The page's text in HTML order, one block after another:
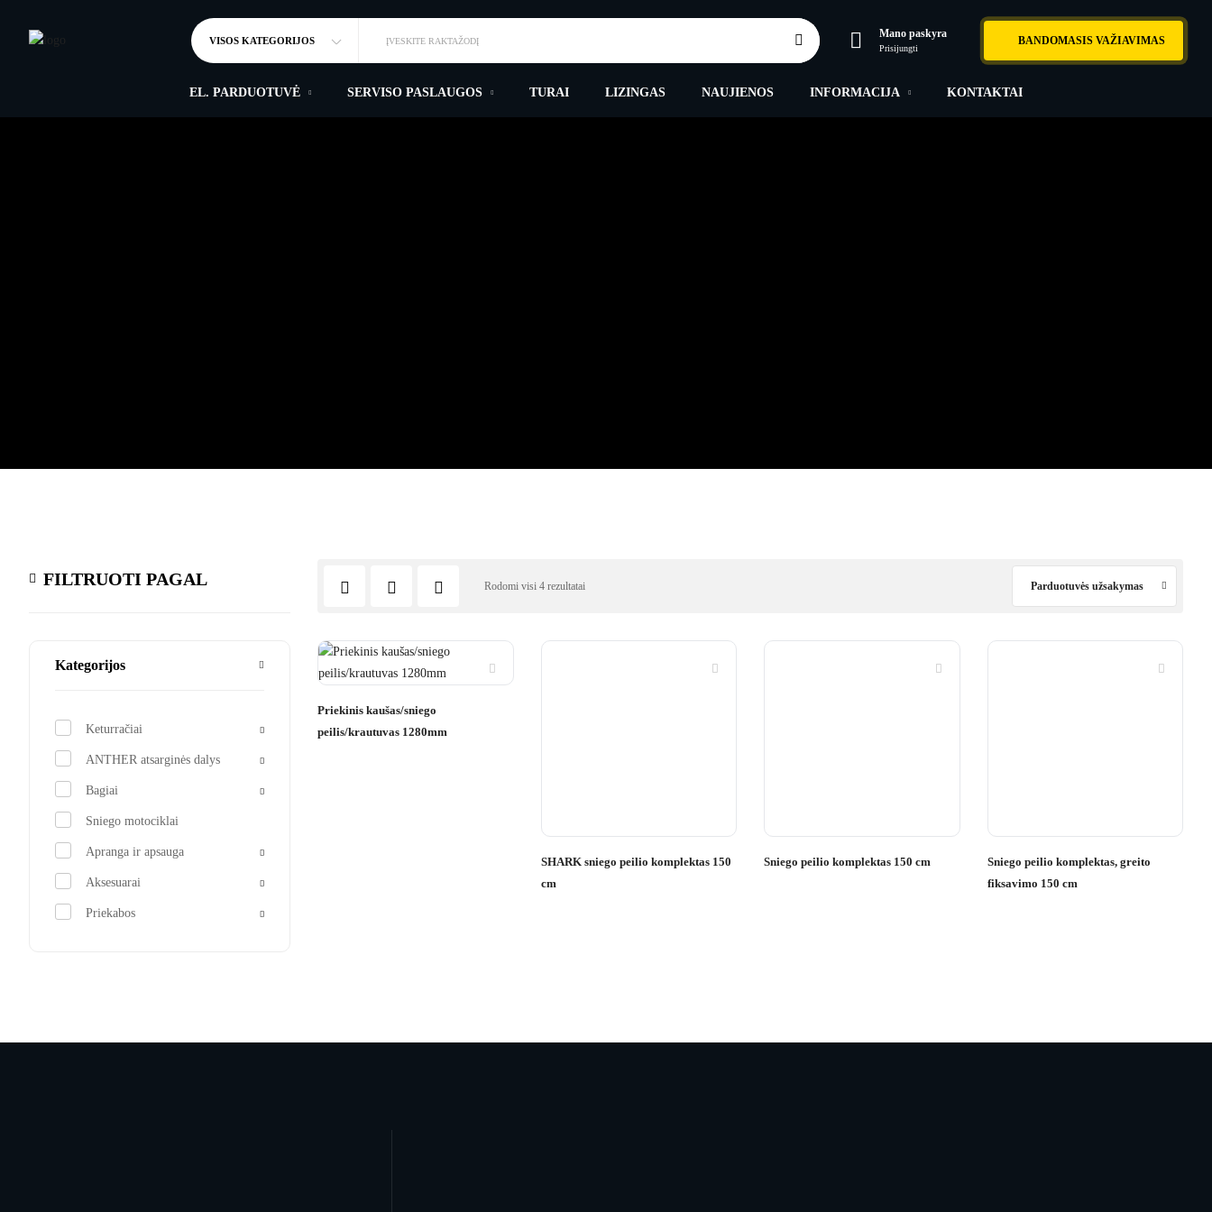
VISOS KATEGORIJOS ĮVESKITE RAKTAŽODĮ
Mano paskyra
Prisijungti
BANDOMASIS VAŽIAVIMAS
EL. PARDUOTUVĖ SERVISO PASLAUGOS TURAI LIZINGAS NAUJIENOS INFORMACIJA KONTAKTAI
FILTRUOTI PAGAL
Kategorijos
Keturračiai
ANTHER atsarginės dalys
Bagiai
Sniego motociklai
Apranga ir apsauga
Aksesuarai
Priekabos
Rodomi visi 4 rezultatai Parduotuvės užsakymas
Priekinis kaušas/sniego
peilis/krautuvas 1280mm
SHARK sniego peilio komplektas 150
cm
Sniego peilio komplektas 150 cm
Sniego peilio komplektas, greito
fiksavimo 150 cm